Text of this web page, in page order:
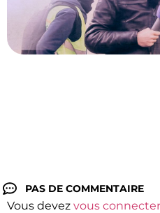
PAS DE COMMENTAIRE
Vous devez vous connecter